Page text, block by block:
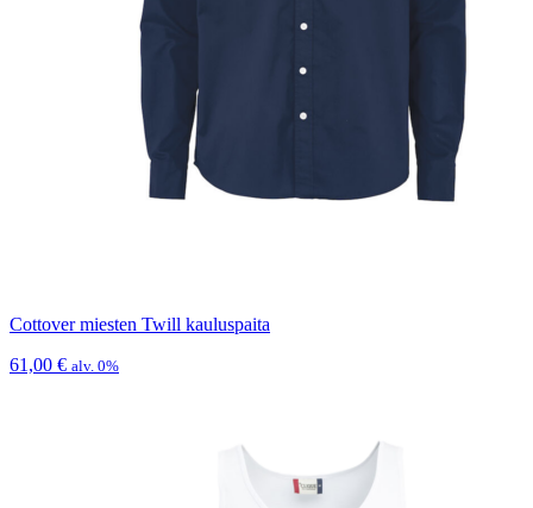
Cottover miesten Twill kauluspaita
61,00 € alv. 0%